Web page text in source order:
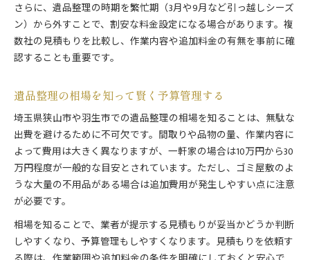
さらに、遺品整理の時期を繁忙期（3月や9月など引っ越しシーズ
ン）から外すことで、割安な料金設定になる場合があります。複
数社の見積もりを比較し、作業内容や追加料金の有無を事前に確
認することも重要です。
遺品整理の相場を知って賢く予算管理する
埼玉県狭山市や羽生市での遺品整理の相場を知ることは、無駄な
出費を避けるために不可欠です。間取りや品物の量、作業内容に
よって費用は大きく異なりますが、一軒家の場合は10万円から30
万円程度が一般的な目安とされています。ただし、ゴミ屋敷のよ
うな大量の不用品がある場合は追加費用が発生しやすい点に注意
が必要です。
相場を知ることで、業者が提示する見積もりが妥当かどうか判断
しやすくなり、予算管理もしやすくなります。見積もりを依頼す